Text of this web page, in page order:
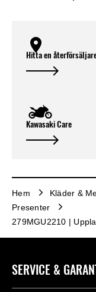
Hitta en
Kawasaki Care
Hem Kläder &
Presenter
279MGU2210 |
SERVICE &